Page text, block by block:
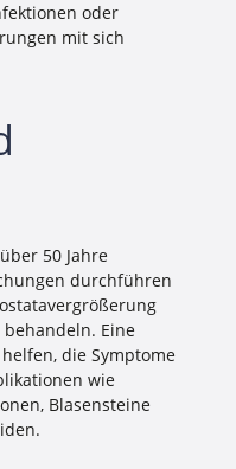
oder
mit sich
50 Jahre
durchführen
Eine
die Symptome
wie
Blasensteine